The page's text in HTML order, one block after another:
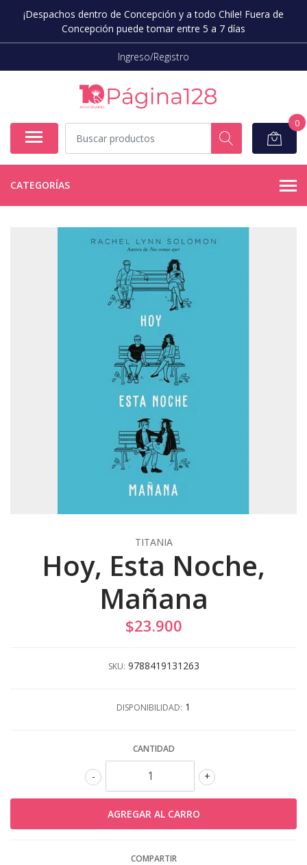
¡Despachos dentro de Concepción y a todo Chile! Fuera de
Concepción puede tomar entre 5 a 7 días
Ingreso/Registro
0
CATEGORÍAS
TITANIA
Hoy, Esta Noche,
Mañana
$23.900
SKU: 9788419131263
DISPONIBILIDAD: 1
CANTIDAD
+
-
COMPARTIR